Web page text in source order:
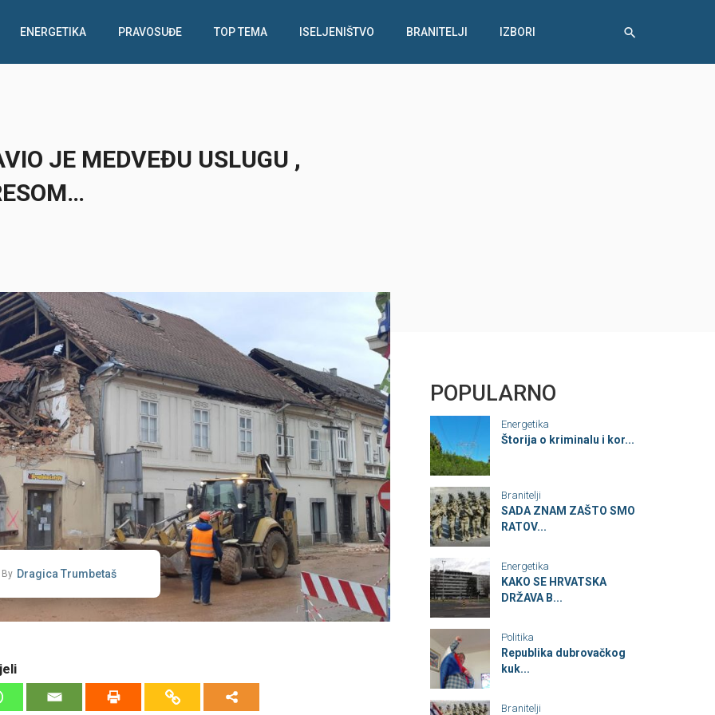
ENERGETIKA PRAVOSUĐE TOP TEMA ISELJENIŠTVO BRANITELJI IZBORI
JE MEDVEĐU USLUGU ,
By Dragica Trumbetaš
POPULARNO
Energetika
Štorija o kriminalu i kor...
Branitelji
SADA ZNAM ZAŠTO SMO
RATOV...
Energetika
KAKO SE HRVATSKA
DRŽAVA B...
Politika
Republika dubrovačkog
kuk...
Branitelji